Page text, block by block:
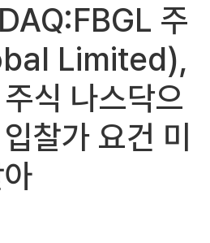
주
Limited),
식 나스닥으
찰가 요건 미